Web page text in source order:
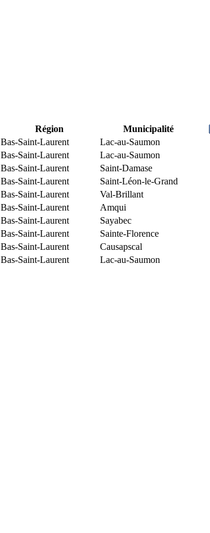
Région Municipalité
Bas-Saint-Laurent
Lac-au-Saumon
Bas-Saint-Laurent
Lac-au-Saumon
Bas-Saint-Laurent
Saint-Damase
Bas-Saint-Laurent
Saint-Léon-le-Grand
Bas-Saint-Laurent
Val-Brillant
Bas-Saint-Laurent
Amqui
Bas-Saint-Laurent
Sayabec
Bas-Saint-Laurent
Sainte-Florence
Bas-Saint-Laurent
Causapscal
Bas-Saint-Laurent Lac-au-Saumon